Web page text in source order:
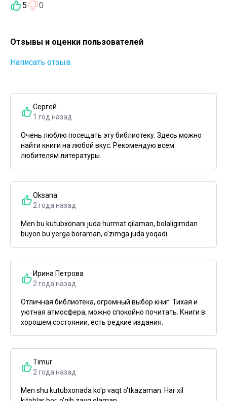
5 0
Отзывы и оценки пользователей
Написать отзыв
Сергей
1 год назад
Очень люблю посещать эту библиотеку. Здесь можно
найти книги на любой вкус. Рекомендую всем
любителям литературы.
Oksana
2 года назад
Men bu kutubxonani juda hurmat qilaman, bolaligimdan
buyon bu yerga boraman, o'zimga juda yoqadi.
Ирина Петрова
2 года назад
Отличная библиотека, огромный выбор книг. Тихая и
уютная атмосфера, можно спокойно почитать. Книги в
хорошем состоянии, есть редкие издания.
Timur
2 года назад
Men shu kutubxonada ko'p vaqt o'tkazaman. Har xil